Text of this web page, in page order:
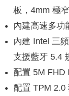
板，4mm 極
內建高速多功
內建 Intel 三
支援藍牙 5.4
配置 5M FHD
配置 TPM 2.0